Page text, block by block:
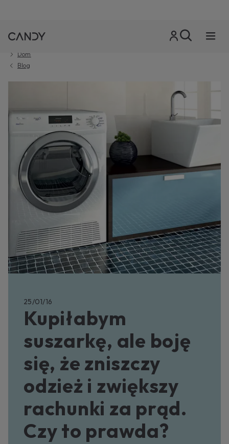
Dom
Blog
25/01/16
Kupiłabym
suszarkę, ale boję
się, że zniszczy
odzież i zwiększy
rachunki za prąd.
Czy to prawda?